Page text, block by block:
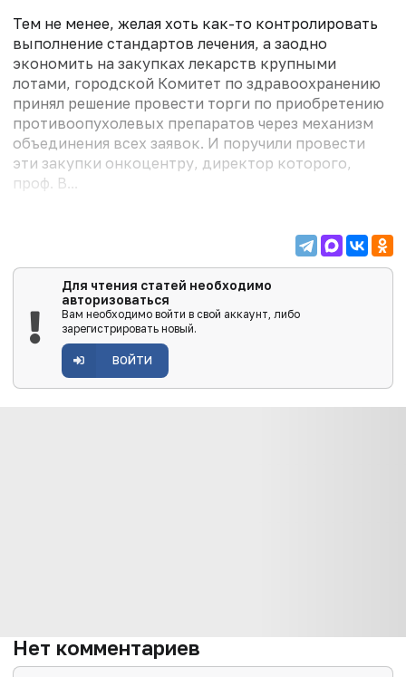
Тем не менее, желая хоть как-то контролировать
выполнение стандартов лечения, а заодно
экономить на закупках лекарств крупными
лотами, городской Комитет по здравоохранению
принял решение провести торги по приобретению
противоопухолевых препаратов через механизм
объединения всех заявок. И поручили провести
эти закупки онкоцентру, директор которого,
проф. В...
Для чтения статей необходимо
авторизоваться
Вам необходимо войти в свой аккаунт, либо
зарегистрировать новый.
ВОЙТИ
Нет комментариев